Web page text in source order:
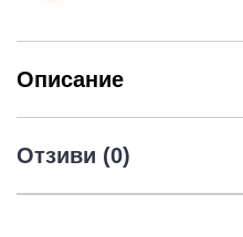
Описание
Отзиви (0)